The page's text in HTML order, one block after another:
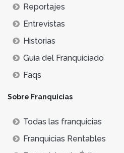
Reportajes
Entrevistas
Historias
Guía del Franquiciado
Faqs
Sobre Franquicias
Todas las franquicias
Franquicias Rentables